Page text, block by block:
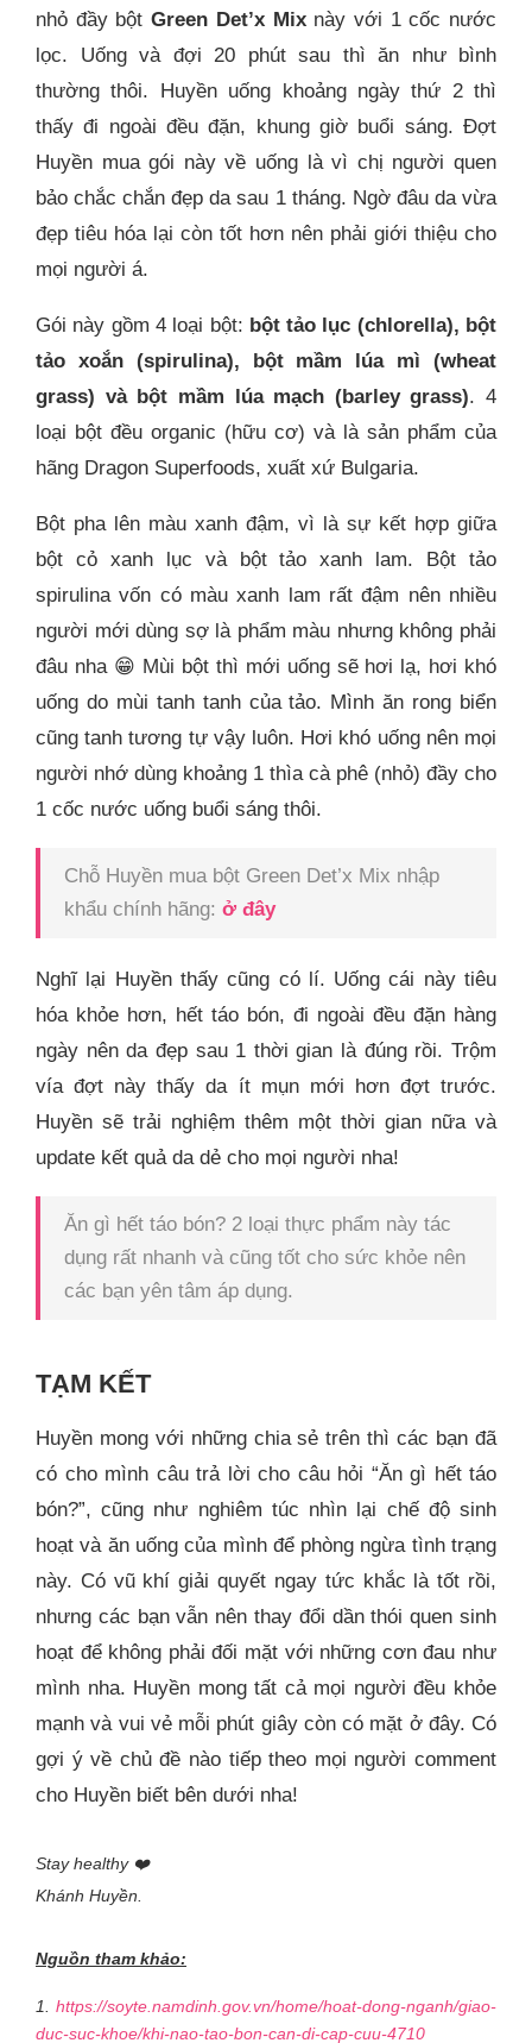
nhỏ đầy bộtGreen Det’x Mixnày với 1 cốc nước
lọc. Uống và đợi 20 phút sau thì ăn như bình
thường thôi. Huyền uống khoảng ngày thứ 2 thì
thấy đi ngoài đều đặn, khung giờ buổi sáng. Đợt
Huyền mua gói này về uống là vì chị người quen
bảo chắc chắn đẹp da sau 1 tháng. Ngờ đâu da vừa
đẹp tiêu hóa lại còn tốt hơn nên phải giới thiệu cho
mọi người á.
Gói này gồm 4 loại bột: bột tảo lục (chlorella), bột
tảo xoắn (spirulina), bột mầm lúa mì (wheat
grass) và bột mầm lúa mạch (barley grass). 4
loại bột đều organic (hữu cơ) và là sản phẩm của
hãng Dragon Superfoods, xuất xứ Bulgaria.
Bột pha lên màu xanh đậm, vì là sự kết hợp giữa
bột cỏ xanh lục và bột tảo xanh lam. Bột tảo
spirulina vốn có màu xanh lam rất đậm nên nhiều
người mới dùng sợ là phẩm màu nhưng không phải
đâu nha 😁 Mùi bột thì mới uống sẽ hơi lạ, hơi khó
uống do mùi tanh tanh của tảo. Mình ăn rong biển
cũng tanh tương tự vậy luôn. Hơi khó uống nên mọi
người nhớ dùng khoảng 1 thìa cà phê (nhỏ) đầy cho
1 cốc nước uống buổi sáng thôi.
Chỗ Huyền mua bột Green Det’x Mix nhập
khẩu chính hãng: ở đây
Nghĩ lại Huyền thấy cũng có lí. Uống cái này tiêu
hóa khỏe hơn, hết táo bón, đi ngoài đều đặn hàng
ngày nên da đẹp sau 1 thời gian là đúng rồi. Trộm
vía đợt này thấy da ít mụn mới hơn đợt trước.
Huyền sẽ trải nghiệm thêm một thời gian nữa và
update kết quả da dẻ cho mọi người nha!
Ăn gì hết táo bón? 2 loại thực phẩm này tác
dụng rất nhanh và cũng tốt cho sức khỏe nên
các bạn yên tâm áp dụng.
TẠM KẾT
Huyền mong với những chia sẻ trên thì các bạn đã
có cho mình câu trả lời cho câu hỏi “Ăn gì hết táo
bón?”, cũng như nghiêm túc nhìn lại chế độ sinh
hoạt và ăn uống của mình để phòng ngừa tình trạng
này. Có vũ khí giải quyết ngay tức khắc là tốt rồi,
nhưng các bạn vẫn nên thay đổi dần thói quen sinh
hoạt để không phải đối mặt với những cơn đau như
mình nha. Huyền mong tất cả mọi người đều khỏe
mạnh và vui vẻ mỗi phút giây còn có mặt ở đây. Có
gợi ý về chủ đề nào tiếp theo mọi người comment
cho Huyền biết bên dưới nha!
Stay healthy ❤️
Khánh Huyền.
Nguồn tham khảo:
1. https://soyte.namdinh.gov.vn/home/hoat-dong-nganh/giao-
duc-suc-khoe/khi-nao-tao-bon-can-di-cap-cuu-4710